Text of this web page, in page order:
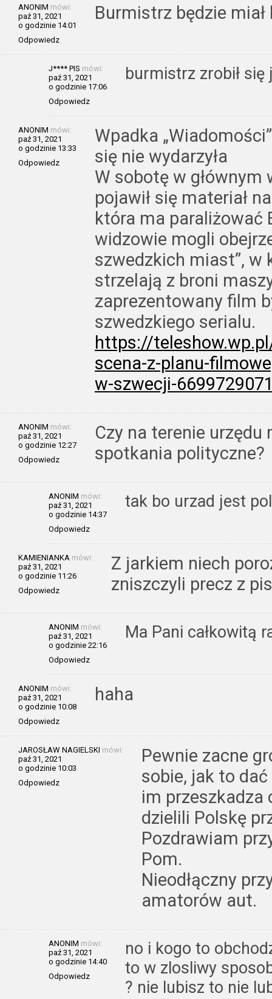
ANONIM mówi:
paź 31, 2021
o godzinie 14:01
Odpowiedz
Burmistrz będzie
J**** PIS mówi:
paź 31, 2021
o godzinie 17:06
Odpowiedz
burmistrz zrobił
ANONIM mówi:
paź 31, 2021
o godzinie 13:33
Odpowiedz
Wpadka
się nie wydarzyła
W sobotę w głównym
pojawił się materiał
która ma paraliżować
widzowie mogli
szwedzkich miast”, w
strzelają z broni
zaprezentowany film
szwedzkiego serialu.
https://
scena-z-planu-
w-szwecji-
ANONIM mówi:
paź 31, 2021
o godzinie 12:27
Odpowiedz
Czy na terenie
spotkania polityczne?
ANONIM mówi:
paź 31, 2021
o godzinie 14:37
Odpowiedz
tak bo urzad jest
KAMIENIANKA mówi:
paź 31, 2021
o godzinie 11:26
Odpowiedz
Z jarkiem niech
zniszczyli precz z
ANONIM mówi:
paź 31, 2021
o godzinie 22:16
Odpowiedz
Ma Pani całkowitą
ANONIM mówi:
paź 31, 2021
o godzinie 10:08
Odpowiedz
haha
JAROSŁAW NAGIELSKI mówi:
paź 31, 2021
o godzinie 10:03
Odpowiedz
Pewnie zacne
sobie, jak to
im przeszkadza
dzielili Polskę
Pozdrawiam
Pom.
Nieodłączny
amatorów aut.
ANONIM mówi:
paź 31, 2021
o godzinie 14:40
Odpowiedz
no i kogo to
to w zlosliwy
? nie lubisz to nie